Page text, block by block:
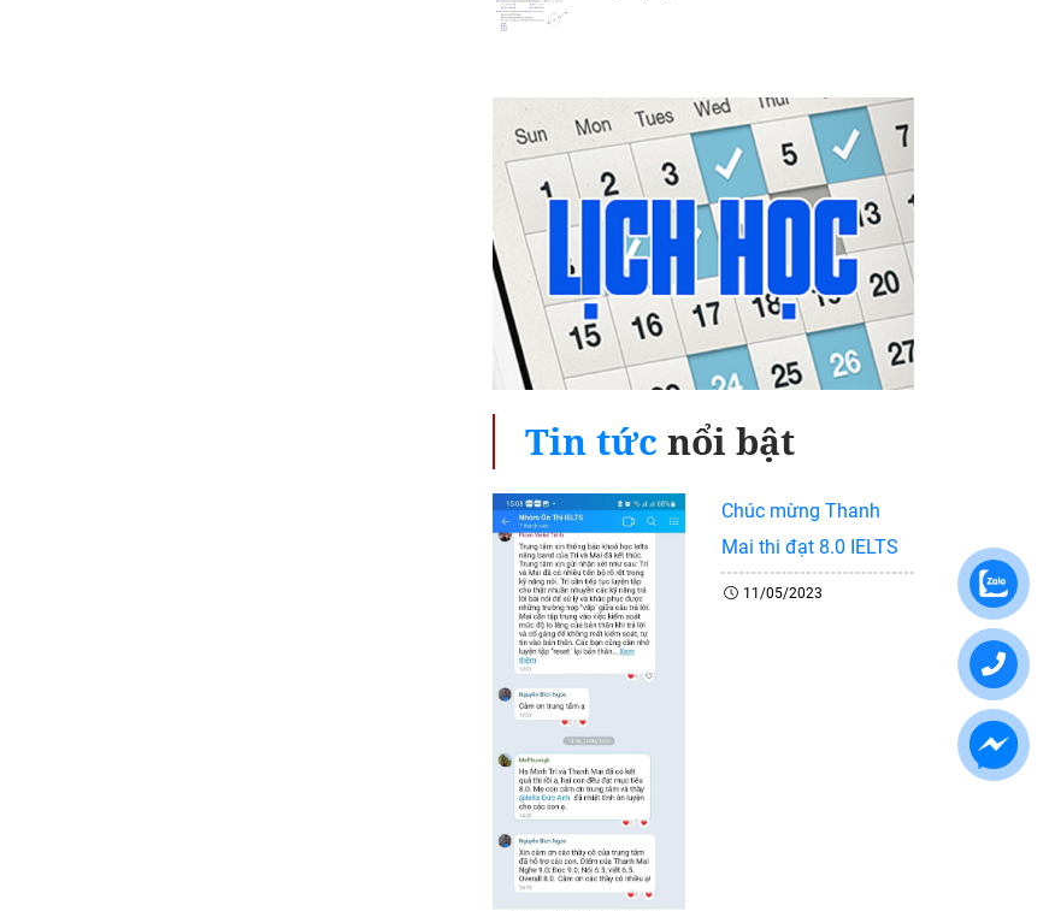
Tin tức nổi bật
Chúc mừng Thanh
Mai thi đạt 8.0 IELTS
11/05/2023